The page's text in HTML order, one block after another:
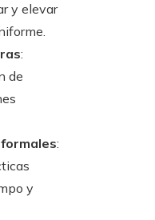
y elevar
:
de
:
y